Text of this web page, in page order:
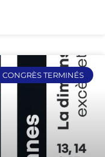
CONGRÈS TERMINÉS